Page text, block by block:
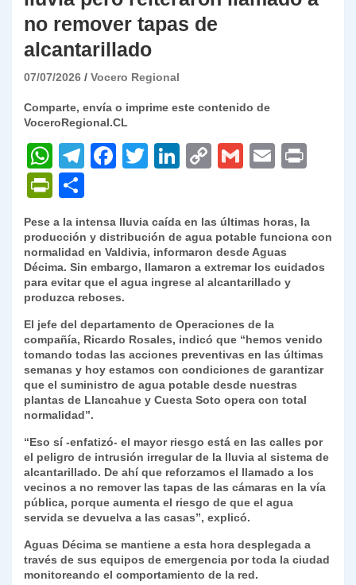
no remover tapas de
alcantarillado
07/07/2026 Vocero Regional
Comparte, envía o imprime este contenido de
VoceroRegional.CL
W
h
at
s
A
p
p
T
gr
a
m
F
e
b
o
o
k
T
er
Li
e
dI
n
C
y
Li
n
G
l
E
l
P
ri
nt
Fr
ie
n
dl
y
o
m
p
ar
tir
Pese a la intensa lluvia caída en las últimas horas, la
producción y distribución de agua potable funciona con
normalidad en Valdivia, informaron desde Aguas
Décima. Sin embargo, llamaron a extremar los cuidados
para evitar que el agua ingrese al alcantarillado y
produzca reboses.
El jefe del departamento de Operaciones de la
compañía, Ricardo Rosales, indicó que “hemos venido
tomando todas las acciones preventivas en las últimas
semanas y hoy estamos con condiciones de garantizar
que el suministro de agua potable desde nuestras
plantas de Llancahue y Cuesta Soto opera con total
normalidad”.
“Eso sí -enfatizó- el mayor riesgo está en las calles por
el peligro de intrusión irregular de la lluvia al sistema de
alcantarillado. De ahí que reforzamos el llamado a los
vecinos a no remover las tapas de las cámaras en la vía
pública, porque aumenta el riesgo de que el agua
servida se devuelva a las casas”, explicó.
Aguas Décima se mantiene a esta hora desplegada a
través de sus equipos de emergencia por toda la ciudad
monitoreando el comportamiento de la red.